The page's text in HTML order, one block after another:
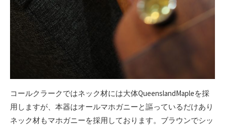
コールクラークではネック材には大体QueenslandMapleを採
用しますが、本器はオールマホガニーと謳っているだけあり
ネック材もマホガニーを採用しております。ブラウンでシッ